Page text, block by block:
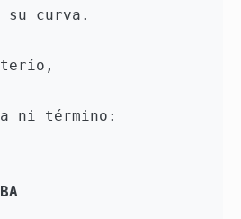
su curva.
ni término: